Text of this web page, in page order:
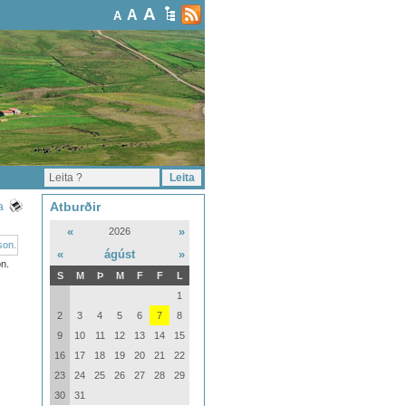
A A A
Atburðir
« 2026
»
«
ágúst »
S M Þ M F F
L
1
2
3 4 5 6 7
8
9
10 11 12 13 14
15
16
17 18 19 20 21
22
23
24 25 26 27 28
29
30
31